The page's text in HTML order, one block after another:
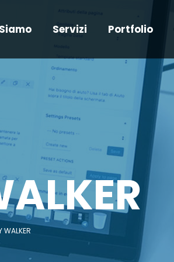
Servizi Portfolio
WALKER